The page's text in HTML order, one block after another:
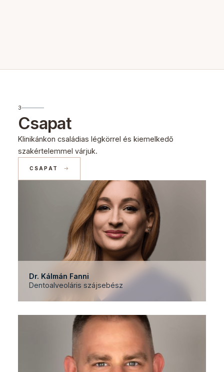
3
Csapat
Klinikánkon családias légkörrel és kiemelkedő
szakértelemmel várjuk.
CSAPAT
Dr. Kálmán Fanni
Dentoalveoláris szájsebész